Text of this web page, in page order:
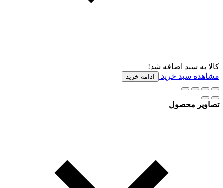
کالا به سبد اضافه شد!
مشاهده سبد خرید
ادامه خرید
تصاویر محصول